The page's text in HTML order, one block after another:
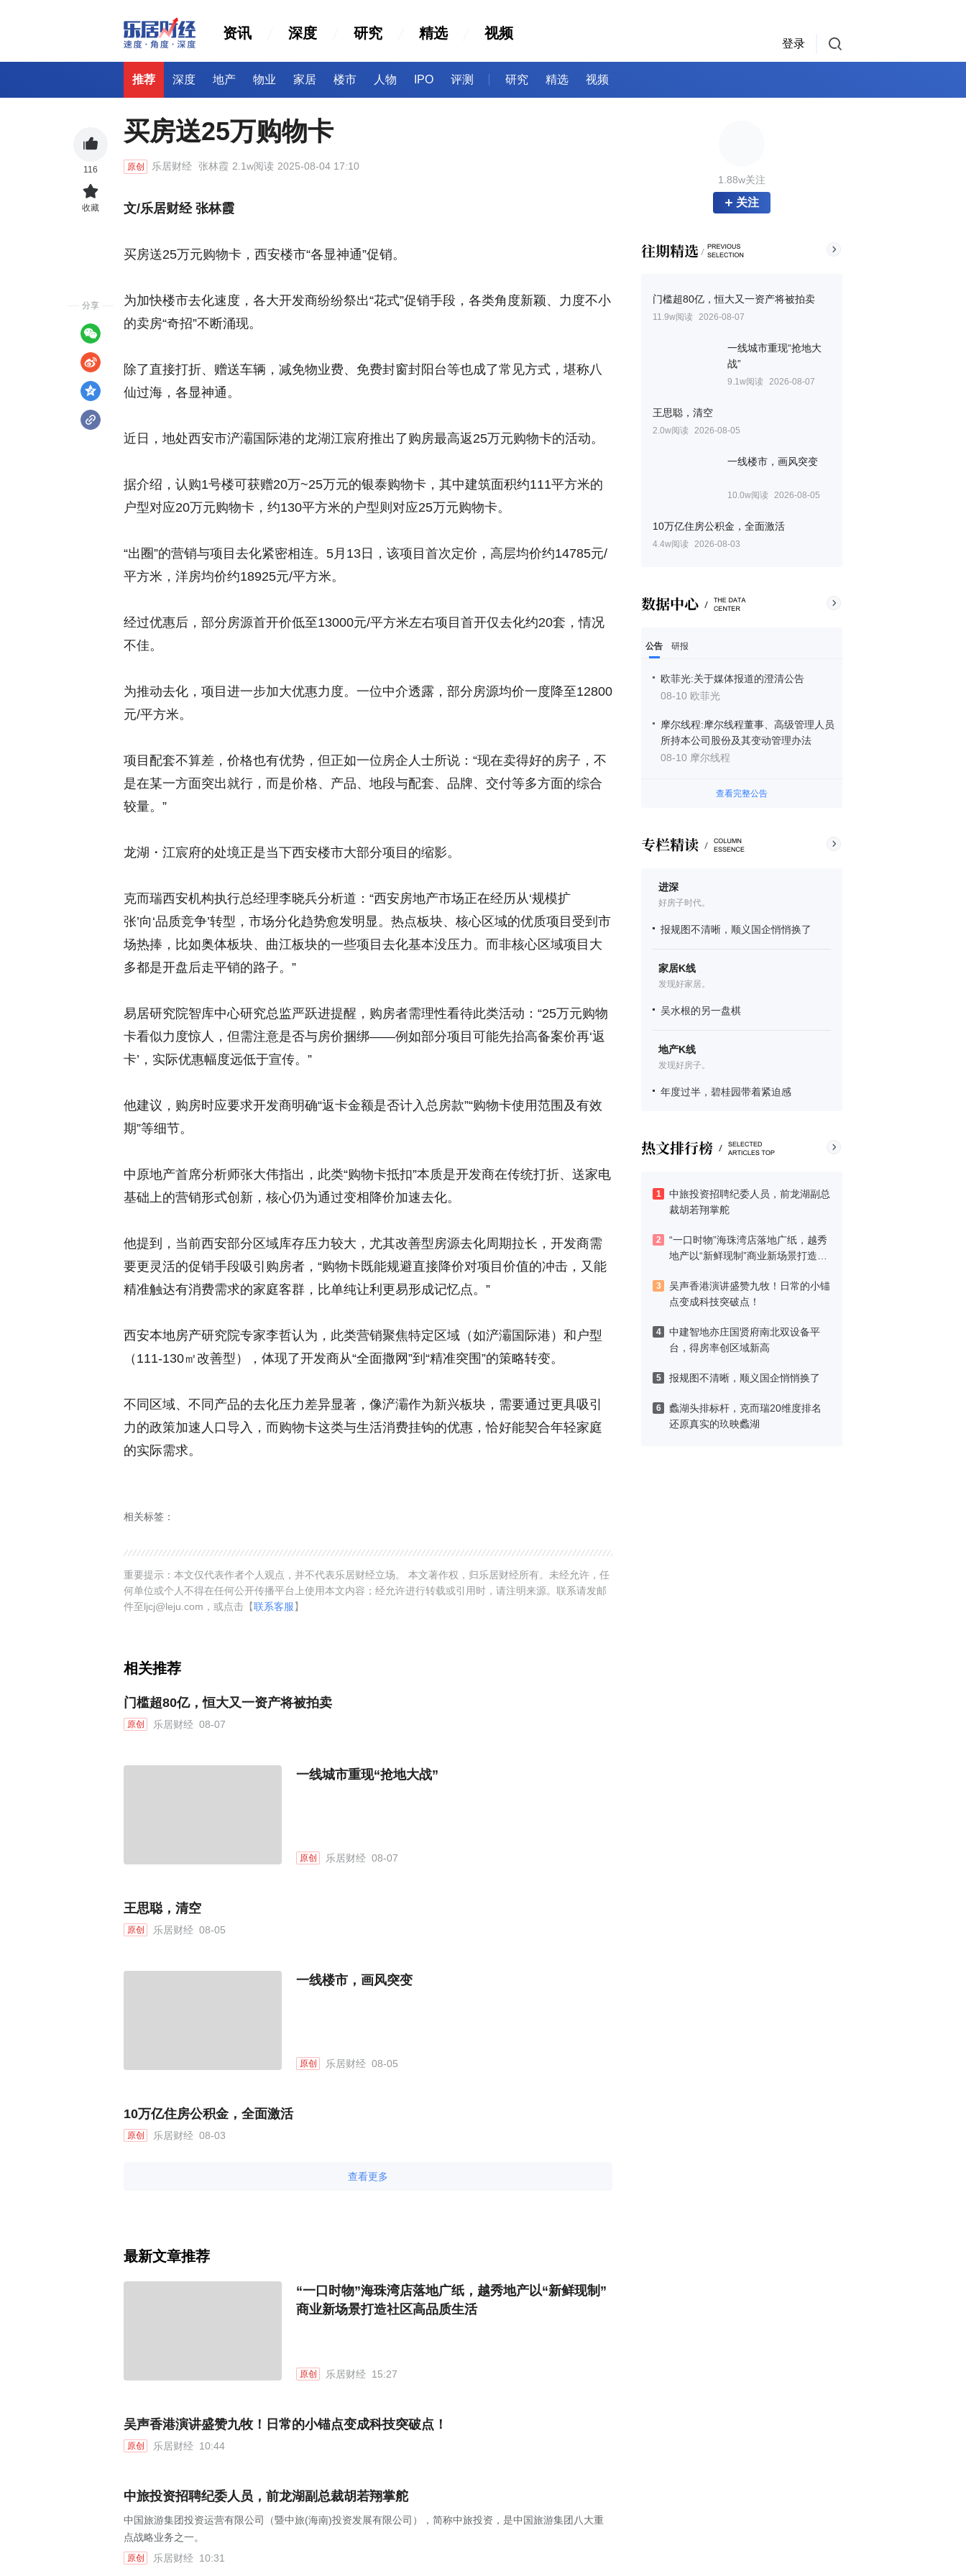
资讯 深度 研究 精选 视频
登录
推荐 深度 地产 物业 家居 楼市 人物 IPO 评测 研究 精选 视频
1.88w关注
关注
门槛超80亿，恒大又一资产将被拍卖
11.9w阅读 2026-08-07
一线城市重现“抢地大
战”
9.1w阅读 2026-08-07
王思聪，清空
2.0w阅读 2026-08-05
一线楼市，画风突变
10.0w阅读 2026-08-05
10万亿住房公积金，全面激活
4.4w阅读 2026-08-03
公告 研报
欧菲光:关于媒体报道的澄清公告
08-10 欧菲光
摩尔线程:摩尔线程董事、高级管理人员
所持本公司股份及其变动管理办法
08-10 摩尔线程
查看完整公告
进深
好房子时代。
报规图不清晰，顺义国企悄悄换了
家居K线
发现好家居。
吴水根的另一盘棋
地产K线
发现好房子。
年度过半，碧桂园带着紧迫感
1
中旅投资招聘纪委人员，前龙湖副总
裁胡若翔掌舵
2
“一口时物”海珠湾店落地广纸，越秀
地产以“新鲜现制”商业新场景打造社
3
吴声香港演讲盛赞九牧！日常的小锚
点变成科技突破点！
4
中建智地亦庄国贤府南北双设备平
台，得房率创区域新高
5 报规图不清晰，顺义国企悄悄换了
6
蠡湖头排标杆，克而瑞20维度排名
还原真实的玖映蠡湖
买房送25万购物卡
原创 乐居财经 张林霞 2.1w阅读 2025-08-04 17:10
文/乐居财经 张林霞
买房送25万元购物卡，西安楼市“各显神通”促销。
为加快楼市去化速度，各大开发商纷纷祭出“花式”促销手段，各类角度新颖、力度不小
的卖房“奇招”不断涌现。
除了直接打折、赠送车辆，减免物业费、免费封窗封阳台等也成了常见方式，堪称八
仙过海，各显神通。
近日，地处西安市浐灞国际港的龙湖江宸府推出了购房最高返25万元购物卡的活动。
据介绍，认购1号楼可获赠20万~25万元的银泰购物卡，其中建筑面积约111平方米的
户型对应20万元购物卡，约130平方米的户型则对应25万元购物卡。
“出圈”的营销与项目去化紧密相连。5月13日，该项目首次定价，高层均价约14785元/
平方米，洋房均价约18925元/平方米。
经过优惠后，部分房源首开价低至13000元/平方米左右项目首开仅去化约20套，情况
不佳。
为推动去化，项目进一步加大优惠力度。一位中介透露，部分房源均价一度降至12800
元/平方米。
项目配套不算差，价格也有优势，但正如一位房企人士所说：“现在卖得好的房子，不
是在某一方面突出就行，而是价格、产品、地段与配套、品牌、交付等多方面的综合
较量。”
龙湖・江宸府的处境正是当下西安楼市大部分项目的缩影。
克而瑞西安机构执行总经理李晓兵分析道：“西安房地产市场正在经历从‘规模扩
张’向‘品质竞争’转型，市场分化趋势愈发明显。热点板块、核心区域的优质项目受到市
场热捧，比如奥体板块、曲江板块的一些项目去化基本没压力。而非核心区域项目大
多都是开盘后走平销的路子。”
易居研究院智库中心研究总监严跃进提醒，购房者需理性看待此类活动：“25万元购物
卡看似力度惊人，但需注意是否与房价捆绑——例如部分项目可能先抬高备案价再‘返
卡’，实际优惠幅度远低于宣传。”
他建议，购房时应要求开发商明确“返卡金额是否计入总房款”“购物卡使用范围及有效
期”等细节。
中原地产首席分析师张大伟指出，此类“购物卡抵扣”本质是开发商在传统打折、送家电
基础上的营销形式创新，核心仍为通过变相降价加速去化。
他提到，当前西安部分区域库存压力较大，尤其改善型房源去化周期拉长，开发商需
要更灵活的促销手段吸引购房者，“购物卡既能规避直接降价对项目价值的冲击，又能
精准触达有消费需求的家庭客群，比单纯让利更易形成记忆点。”
西安本地房产研究院专家李哲认为，此类营销聚焦特定区域（如浐灞国际港）和户型
（111-130㎡改善型），体现了开发商从“全面撒网”到“精准突围”的策略转变。
不同区域、不同产品的去化压力差异显著，像浐灞作为新兴板块，需要通过更具吸引
力的政策加速人口导入，而购物卡这类与生活消费挂钩的优惠，恰好能契合年轻家庭
的实际需求。
相关标签：
重要提示：本文仅代表作者个人观点，并不代表乐居财经立场。 本文著作权，归乐居财经所有。未经允许，任
何单位或个人不得在任何公开传播平台上使用本文内容；经允许进行转载或引用时，请注明来源。联系请发邮
件至ljcj@leju.com，或点击【联系客服】
相关推荐
门槛超80亿，恒大又一资产将被拍卖
原创 乐居财经 08-07
一线城市重现“抢地大战”
原创 乐居财经 08-07
王思聪，清空
原创 乐居财经 08-05
一线楼市，画风突变
原创 乐居财经 08-05
10万亿住房公积金，全面激活
原创 乐居财经 08-03
查看更多
最新文章推荐
“一口时物”海珠湾店落地广纸，越秀地产以“新鲜现制”
商业新场景打造社区高品质生活
原创 乐居财经 15:27
吴声香港演讲盛赞九牧！日常的小锚点变成科技突破点！
原创 乐居财经 10:44
中旅投资招聘纪委人员，前龙湖副总裁胡若翔掌舵
中国旅游集团投资运营有限公司（暨中旅(海南)投资发展有限公司），简称中旅投资，是中国旅游集团八大重
点战略业务之一。
原创 乐居财经 10:31
116
收藏
分享